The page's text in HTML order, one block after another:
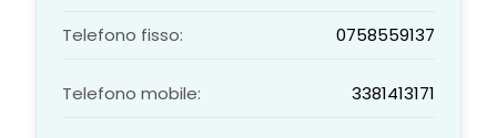
Telefono fisso: 0758559137
Telefono mobile: 3381413171